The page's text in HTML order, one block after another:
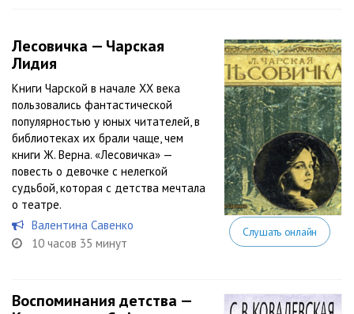
Лесовичка — Чарская
Лидия
Книги Чарской в начале XX века
пользовались фантастической
популярностью у юных читателей, в
библиотеках их брали чаще, чем
книги Ж. Верна. «Лесовичка» —
повесть о девочке с нелегкой
судьбой, которая с детства мечтала
о театре.
Валентина Савенко
10 часов 35 минут
Слушать онлайн
Воспоминания детства —